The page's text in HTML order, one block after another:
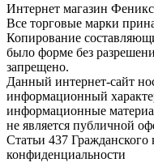
Интернет магазин
Все торговые марки
Копирование
было форме без
запрещено.
Данный интернет-сайт
информационный
информационные
не является публичной
Статьи 437
конфиденциальности